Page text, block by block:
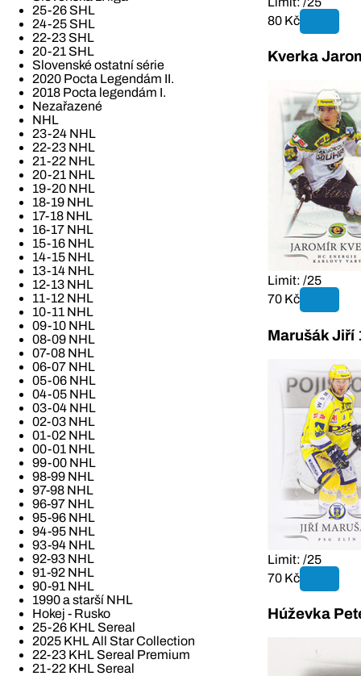
25-26 SHL
24-25 SHL
22-23 SHL
20-21 SHL
Slovenské ostatní série
2020 Pocta Legendám II.
2018 Pocta legendám I.
Nezařazené
NHL
23-24 NHL
22-23 NHL
21-22 NHL
20-21 NHL
19-20 NHL
18-19 NHL
17-18 NHL
16-17 NHL
15-16 NHL
14-15 NHL
13-14 NHL
12-13 NHL
11-12 NHL
10-11 NHL
09-10 NHL
08-09 NHL
07-08 NHL
06-07 NHL
05-06 NHL
04-05 NHL
03-04 NHL
02-03 NHL
01-02 NHL
00-01 NHL
99-00 NHL
98-99 NHL
97-98 NHL
96-97 NHL
95-96 NHL
94-95 NHL
93-94 NHL
92-93 NHL
91-92 NHL
90-91 NHL
1990 a starší NHL
Hokej - Rusko
25-26 KHL Sereal
2025 KHL All Star Collection
22-23 KHL Sereal Premium
21-22 KHL Sereal
80 Kč
Kverka
Limit: /25
70 Kč
Marušák Jiří
Limit: /25
70 Kč
Húževka